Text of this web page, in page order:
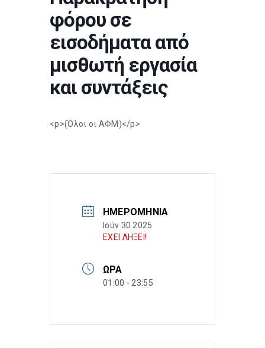
φόρου σε
εισοδήματα από
μισθωτή εργασία
και συντάξεις
<p>(Όλοι οι ΑΦΜ)</p>
ΗΜΕΡΟΜΗΝΊΑ
Ιούν 30 2025
ΕΧΕΙ ΛΗΞΕΙ!
ΏΡΑ
01:00 - 23:55